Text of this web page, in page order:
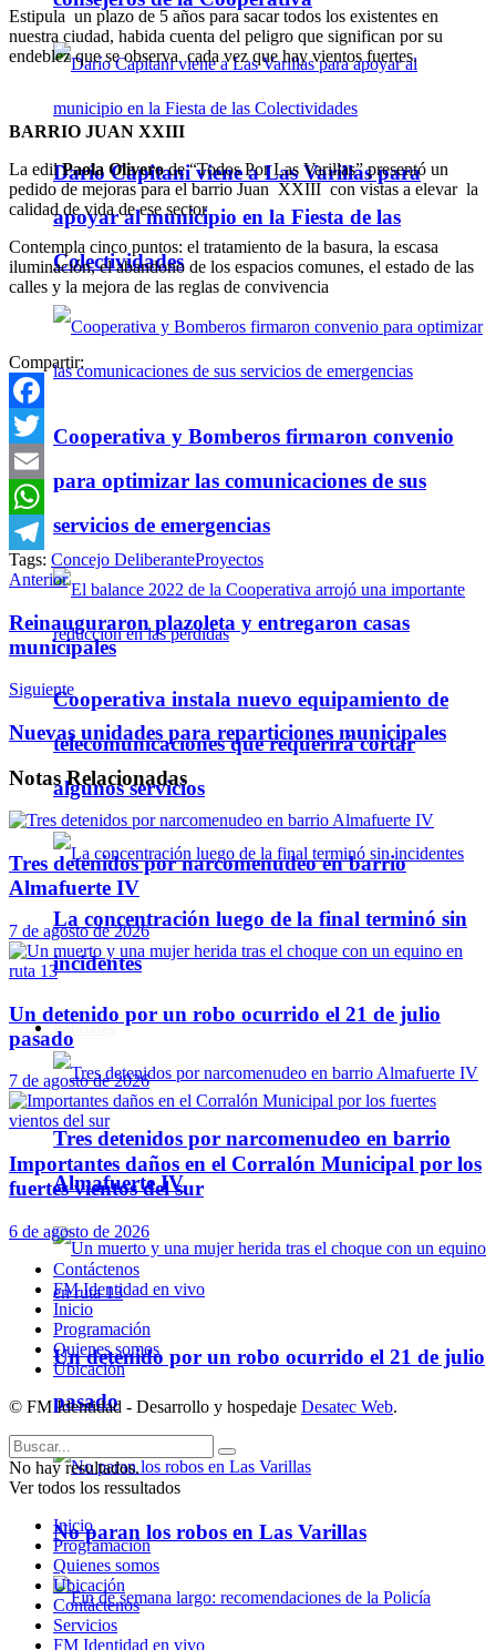
Darío Capitani viene a Las Varillas para
apoyar al municipio en la Fiesta de las
Colectividades
Cooperativa y Bomberos firmaron convenio
para optimizar las comunicaciones de sus
servicios de emergencias
Cooperativa instala nuevo equipamiento de
telecomunicaciones que requerirá cortar
algunos servicios
La concentración luego de la final terminó sin
incidentes
Policiales
Tres detenidos por narcomenudeo en barrio
Almafuerte IV
Un detenido por un robo ocurrido el 21 de julio
pasado
No paran los robos en Las Varillas
Estipula un plazo de 5 años para sacar todos los existentes en
nuestra ciudad, habida cuenta del peligro que significan por su
endeblez que se observa cada vez que hay vientos fuertes.
BARRIO JUAN XXIII
La edilPaola Oliverode “Todos Por Las Varillas” presentó un
pedido de mejoras para el barrio Juan XXIII con vistas a elevar la
calidad de vida de ese sector
Contempla cinco puntos: el tratamiento de la basura, la escasa
iluminación, el abandono de los espacios comunes, el estado de las
calles y la mejora de las reglas de convivencia
Compartir:
Facebook
Twitter
Email
WhatsApp
Telegram
Tags: Concejo DeliberanteProyectos
Anterior
Reinauguraron plazoleta y entregaron casas
municipales
Siguiente
Nuevas unidades para reparticiones municipales
NotasRelacionadas
Tres detenidos por narcomenudeo en barrio
Almafuerte IV
7 de agosto de 2026
Un detenido por un robo ocurrido el 21 de julio
pasado
7 de agosto de 2026
Importantes daños en el Corralón Municipal por los
fuertes vientos del sur
6 de agosto de 2026
Contáctenos
FM Identidad en vivo
Inicio
Programación
Quienes somos
Ubicación
© FM Identidad - Desarrollo y hospedaje Desatec Web.
No hay resultados.
Ver todos los ressultados
Inicio
Programación
Quienes somos
Ubicación
Contáctenos
Servicios
FM Identidad en vivo